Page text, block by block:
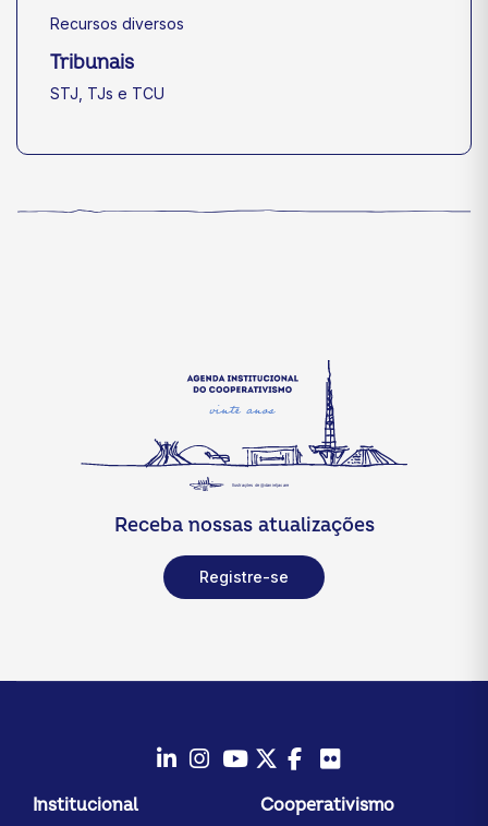
Recursos diversos
Tribunais
STJ, TJs e TCU
Receba nossas atualizações
Registre-se
Instagram
YoutubeTwitter/X
Facebook
Institucional Cooperativismo